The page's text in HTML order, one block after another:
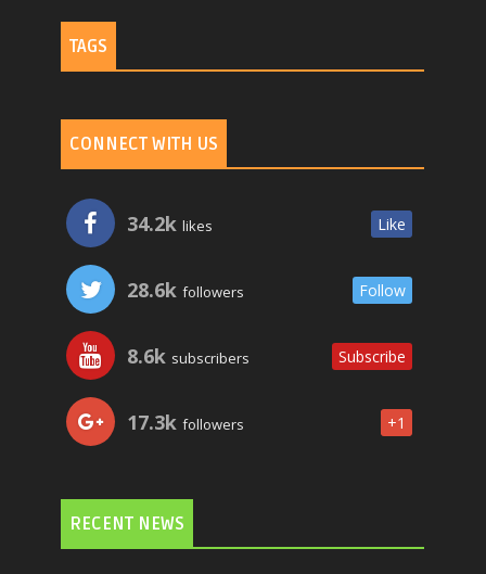
TAGS
CONNECT WITH US
34.2k likes Like
28.6k followers Follow
8.6k subscribers Subscribe
17.3k followers +1
RECENT NEWS